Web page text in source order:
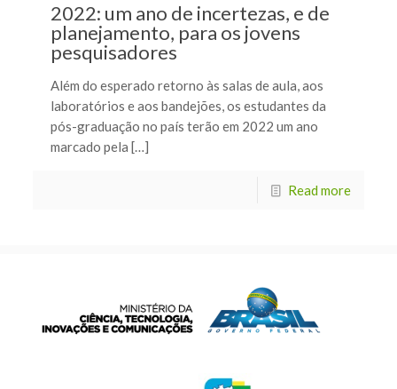
2022: um ano de incertezas, e de
planejamento, para os jovens
pesquisadores
Além do esperado retorno às salas de aula, aos
laboratórios e aos bandejões, os estudantes da
pós-graduação no país terão em 2022 um ano
marcado pela […]
Read more